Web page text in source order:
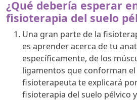
¿Qué debería esperar
fisioterapia del suelo
Una gran parte de la
es aprender acerca de tu
específicamente, de los
ligamentos que conforman el
fisioterapeuta te explicará
fisioterapia del suelo pélvico